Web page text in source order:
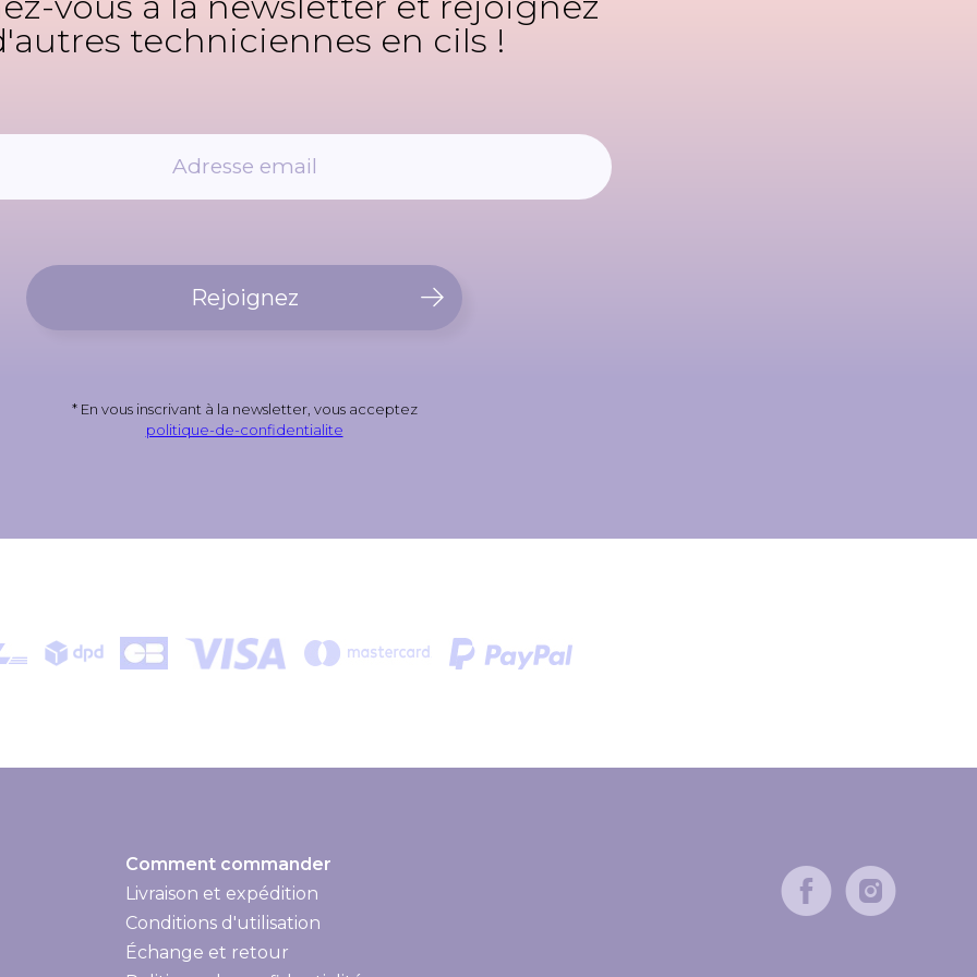
techniciennes en cils !
Rejoignez
* En vous inscrivant à la newsletter, vous acceptez
politique-de-confidentialite
Comment commander
Livraison et expédition
Livraison et expédition
Conditions d'utilisation
Échange et retour